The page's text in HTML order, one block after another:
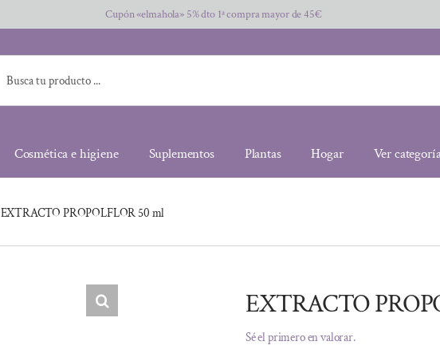
Cupón «elmahola» 5% dto 1ª compra mayor de 45€
Cosmética e higiene Suplementos Plantas Hogar Ver
EXTRACTO PROPOLFLOR 50 ml
EXTRACTO
Sé el primero en valorar.